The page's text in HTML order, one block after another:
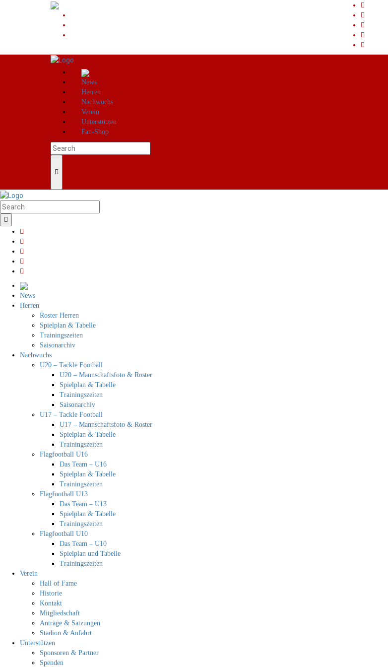
News
Herren
Nachwuchs
Verein
Unterstützen
Fan-Shop
News
Herren
Roster Herren
Spielplan & Tabelle
Trainingszeiten
Saisonarchiv
Nachwuchs
U20 – Tackle Football
U20 – Mannschaftsfoto & Roster
Spielplan & Tabelle
Trainingszeiten
Saisonarchiv
U17 – Tackle Football
U17 – Mannschaftsfoto & Roster
Spielplan & Tabelle
Trainingszeiten
Flagfootball U16
Das Team – U16
Spielplan & Tabelle
Trainingszeiten
Flagfootball U13
Das Team – U13
Spielplan & Tabelle
Trainingszeiten
Flagfootball U10
Das Team – U10
Spielplan und Tabelle
Trainingszeiten
Verein
Hall of Fame
Historie
Kontakt
Mitgliedschaft
Anträge & Satzungen
Stadion & Anfahrt
Unterstützen
Sponsoren & Partner
Spenden